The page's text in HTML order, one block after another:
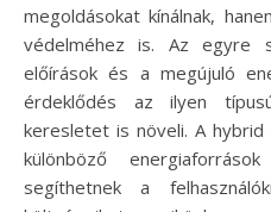
megoldásokat kínálnak,
védelméhez is. Az egyre
előírások és a megújuló
érdeklődés az ilyen
keresletet is növeli. A hybrid
különböző
segíthetnek a